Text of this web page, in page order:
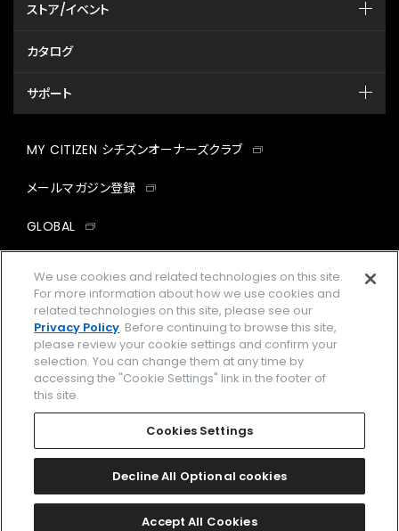
ストア/イベント
カタログ
サポート
MY CITIZEN シチズンオーナーズクラブ
メールマガジン登録
GLOBAL
facebookinstagramtwitter
企業情報 ご利用規約
プライバシーポリシー Cookies Settings
Amazon PayはAmazon.com, Inc.またはその関連会社の商標です。
2026 CITIZEN WATCH CO., LTD.
We use cookies and related technologies on this site.
For more information about how we use cookies and
related technologies on this site, please see our
Privacy Policy. Before continuing to browse this site,
please review your cookie settings and confirm your
selection. You can change them at any time by
accessing the "Cookie Settings" link in the footer of
this site.
Cookies Settings
Decline All Optional cookies
Accept All Cookies